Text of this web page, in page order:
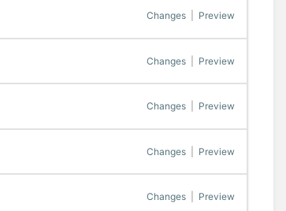
Changes Preview
Changes Preview
Changes Preview
Changes Preview
Changes Preview